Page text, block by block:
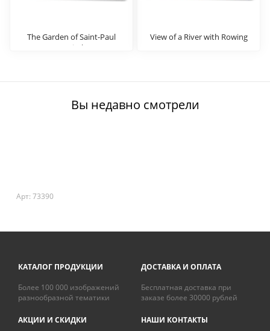
The Garden of Saint-Paul
Hospital 5
View of a River with Rowing
Вы недавно смотрели
Арт: 73390
КАТАЛОГ ПРОДУКЦИИ
Более 100 000 изображений
разнообразной тематики
ДОСТАВКА И ОПЛАТА
Бесплатная доставка при
заказе более 30000 рублей
АКЦИИ И СКИДКИ НАШИ КОНТАКТЫ